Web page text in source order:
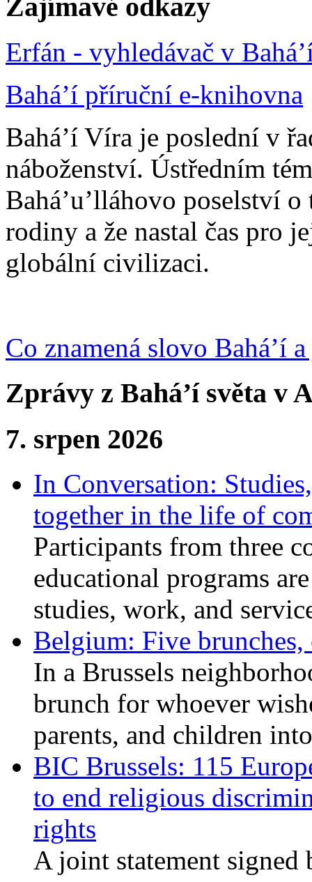
Zajímavé odkazy
Erfán - vyhledávač v
Bahá’í příruční e-knihovna
Bahá’í Víra je poslední v
náboženství. Ústředním
Bahá’u’lláhovo poselství
rodiny a že nastal čas pro
globální civilizaci.
Co znamená slovo Bahá’í
Zprávy z Bahá’í světa v
7. srpen 2026
In Conversation:
together in the life of
Participants from three
educational programs
studies, work, and
Belgium: Five
In a Brussels
brunch for whoever
parents, and children
BIC Brussels: 115
to end religious
rights
A joint statement signed